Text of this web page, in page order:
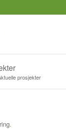
prosjekter
.